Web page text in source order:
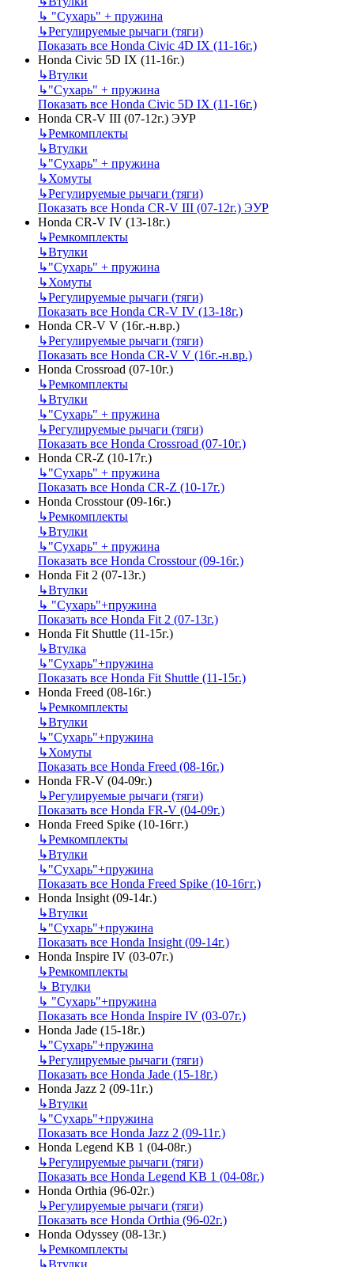
↳ "Сухарь" + пружина
↳Регулируемые рычаги (тяги)
Показать все Honda Civic 4D IX (11-16г.)
Honda Civic 5D IX (11-16г.)
↳Втулки
↳"Сухарь" + пружина
Показать все Honda Civic 5D IX (11-16г.)
Honda CR-V III (07-12г.) ЭУР
↳Ремкомплекты
↳Втулки
↳"Сухарь" + пружина
↳Хомуты
↳Регулируемые рычаги (тяги)
Показать все Honda CR-V III (07-12г.) ЭУР
Honda CR-V IV (13-18г.)
↳Ремкомплекты
↳Втулки
↳"Сухарь" + пружина
↳Хомуты
↳Регулируемые рычаги (тяги)
Показать все Honda CR-V IV (13-18г.)
Honda CR-V V (16г.-н.вр.)
↳Регулируемые рычаги (тяги)
Показать все Honda CR-V V (16г.-н.вр.)
Honda Crossroad (07-10г.)
↳Ремкомплекты
↳Втулки
↳"Сухарь" + пружина
↳Регулируемые рычаги (тяги)
Показать все Honda Crossroad (07-10г.)
Honda CR-Z (10-17г.)
↳"Сухарь" + пружина
Показать все Honda CR-Z (10-17г.)
Honda Crosstour (09-16г.)
↳Ремкомплекты
↳Втулки
↳"Сухарь" + пружина
Показать все Honda Crosstour (09-16г.)
Honda Fit 2 (07-13г.)
↳Втулки
↳ "Сухарь"+пружина
Показать все Honda Fit 2 (07-13г.)
Honda Fit Shuttle (11-15г.)
↳Втулка
↳"Сухарь"+пружина
Показать все Honda Fit Shuttle (11-15г.)
Honda Freed (08-16г.)
↳Ремкомплекты
↳Втулки
↳"Сухарь"+пружина
↳Хомуты
Показать все Honda Freed (08-16г.)
Honda FR-V (04-09г.)
↳Регулируемые рычаги (тяги)
Показать все Honda FR-V (04-09г.)
Honda Freed Spike (10-16гг.)
↳Ремкомплекты
↳Втулки
↳"Сухарь"+пружина
Показать все Honda Freed Spike (10-16гг.)
Honda Insight (09-14г.)
↳Втулки
↳"Сухарь"+пружина
Показать все Honda Insight (09-14г.)
Honda Inspire IV (03-07г.)
↳Ремкомплекты
↳ Втулки
↳ "Сухарь"+пружина
Показать все Honda Inspire IV (03-07г.)
Honda Jade (15-18г.)
↳"Сухарь"+пружина
↳Регулируемые рычаги (тяги)
Показать все Honda Jade (15-18г.)
Honda Jazz 2 (09-11г.)
↳Втулки
↳"Сухарь"+пружина
Показать все Honda Jazz 2 (09-11г.)
Honda Legend KB 1 (04-08г.)
↳Регулируемые рычаги (тяги)
Показать все Honda Legend KB 1 (04-08г.)
Honda Orthia (96-02г.)
↳Регулируемые рычаги (тяги)
Показать все Honda Orthia (96-02г.)
Honda Odyssey (08-13г.)
↳Ремкомплекты
↳Втулки